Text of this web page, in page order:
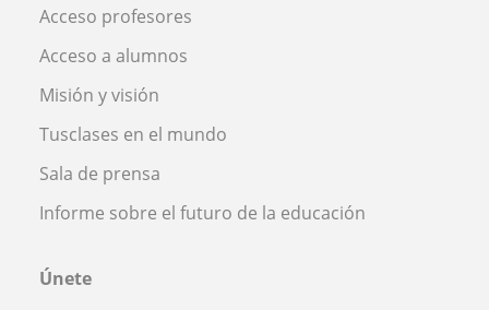
Acceso profesores
Acceso a alumnos
Misión y visión
Tusclases en el mundo
Sala de prensa
Informe sobre el futuro de la educación
Únete